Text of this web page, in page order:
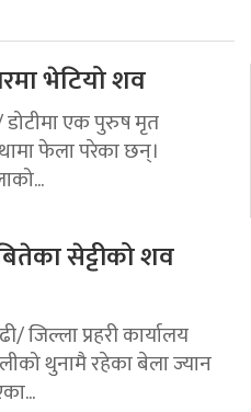
भेटियो शव
डोटीमा एक पुरुष मृत
फेला परेका छन्।
सेट्टीको शव
जिल्ला प्रहरी कार्यालय
थुनामै रहेका बेला ज्यान